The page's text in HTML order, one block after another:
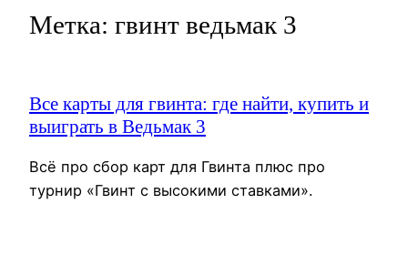
Метка: гвинт ведьмак 3
Все карты для гвинта: где найти, купить и
выиграть в Ведьмак 3
Всё про сбор карт для Гвинта плюс про
турнир «Гвинт с высокими ставками».